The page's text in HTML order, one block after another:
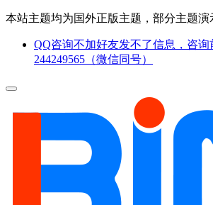
本站主题均为国外正版主题，部分主题演
QQ咨询不加好友发不了信息，咨询
244249565（微信同号）